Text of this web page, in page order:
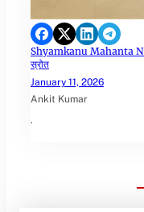
Shyamkanu Mahanta
स्रोत
January 11, 2026
Ankit Kumar
.